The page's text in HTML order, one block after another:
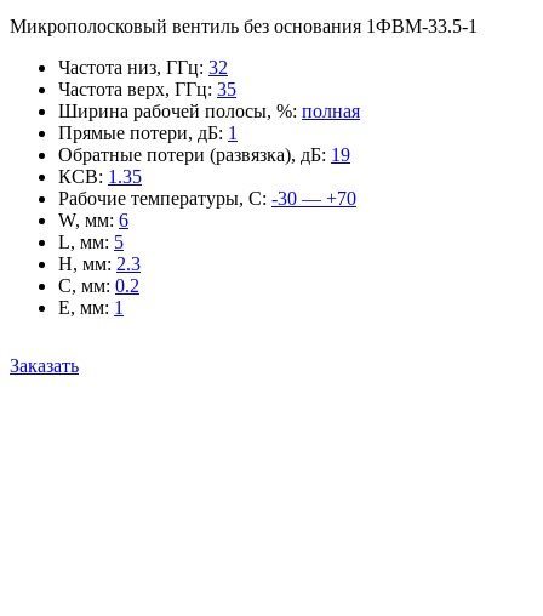
Микрополосковый вентиль без основания 1ФВМ-33.5-1
Частота низ, ГГц: 32
Частота верх, ГГц: 35
Ширина рабочей полосы, %: полная
Прямые потери, дБ: 1
Обратные потери (развязка), дБ: 19
КСВ: 1.35
Рабочие температуры, С: -30 — +70
W, мм: 6
L, мм: 5
H, мм: 2.3
C, мм: 0.2
E, мм: 1
Заказать